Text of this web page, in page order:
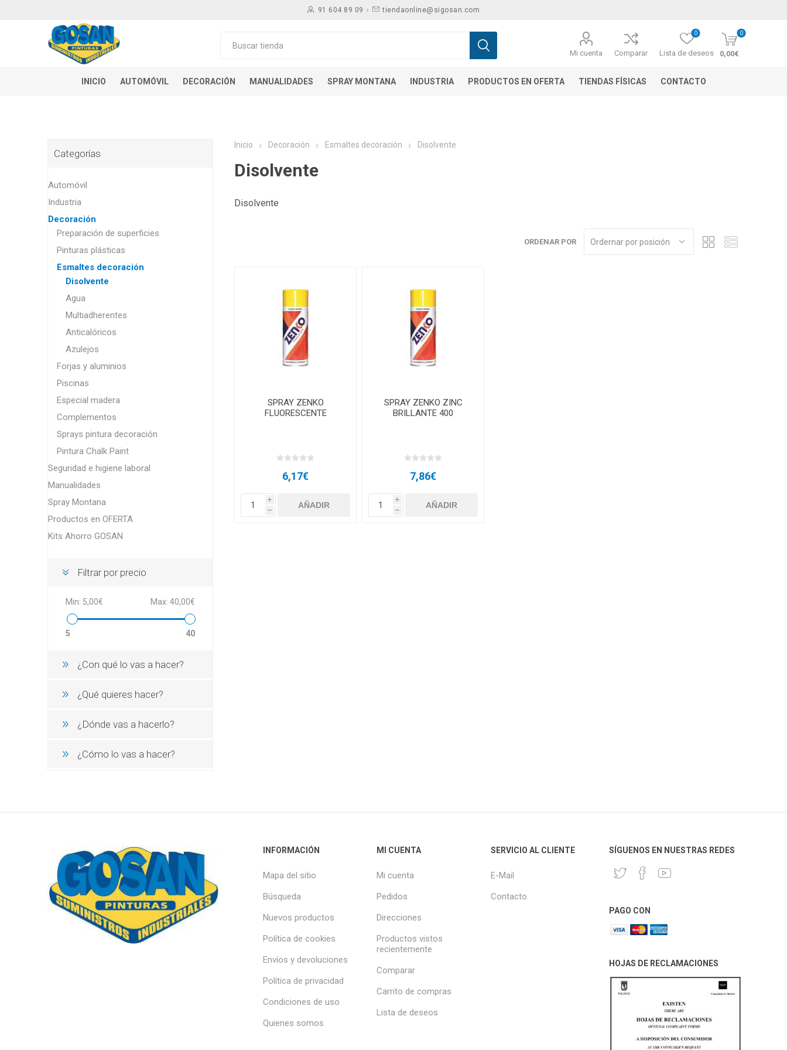
91 604 89 09 tiendaonline@sigosan.com
Mi cuenta Comparar Lista de deseos
0 0
0,00€
INICIO AUTOMÓVIL DECORACIÓN MANUALIDADES SPRAY MONTANA INDUSTRIA PRODUCTOS EN OFERTA TIENDAS FÍSICAS CONTACTO
Inicio Decoración Esmaltes decoración Disolvente
Disolvente
Disolvente
ORDENAR POR
SPRAY ZENKO
FLUORESCENTE
6,17€
i
h
SPRAY ZENKO ZINC
BRILLANTE 400
7,86€
i
h
Categorías
Automóvil
Industria
Decoración
Preparación de superficies
Pinturas plásticas
Esmaltes decoración
Disolvente
Agua
Multiadherentes
Anticalóricos
Azulejos
Forjas y aluminios
Piscinas
Especial madera
Complementos
Sprays pintura decoración
Pintura Chalk Paint
Seguridad e higiene laboral
Manualidades
Spray Montana
Productos en OFERTA
Kits Ahorro GOSAN
Filtrar por precio
Min: 5,00€ Max: 40,00€
5 40
¿Con qué lo vas a hacer?
¿Qué quieres hacer?
¿Dónde vas a hacerlo?
¿Cómo lo vas a hacer?
INFORMACIÓN
Mapa del sitio
Búsqueda
Nuevos productos
Política de cookies
Envíos y devoluciones
Política de privacidad
Condiciones de uso
Quienes somos
MI CUENTA
Mi cuenta
Pedidos
Direcciones
Productos vistos
recientemente
Comparar
Carrito de compras
Lista de deseos
SERVICIO AL CLIENTE
E-Mail
Contacto
SÍGUENOS EN NUESTRAS REDES
PAGO CON
HOJAS DE RECLAMACIONES